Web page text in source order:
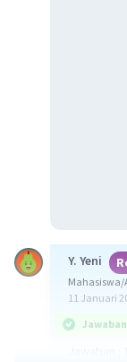
Y. Yeni
Mahasiswa/
11 Januari